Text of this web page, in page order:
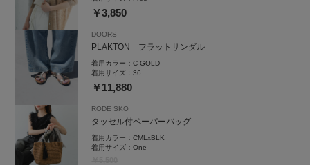
￥3,850
DOORS
PLAKTON フラットサンダル
着用カラー：C GOLD
着用サイズ：36
￥11,880
RODE SKO
タッセル付ペーパーバッグ
着用カラー：CMLxBLK
着用サイズ：One